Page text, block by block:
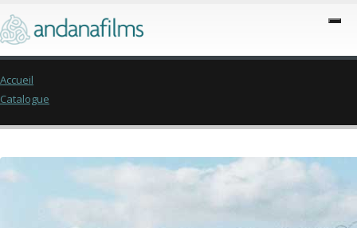
Accueil
Catalogue